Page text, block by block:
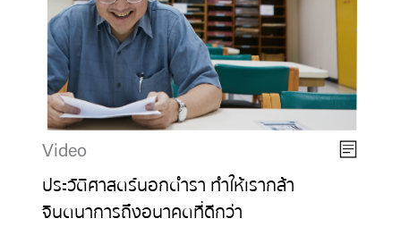
Video
ประวัติศาสตร์นอกตำรา ทำให้เรากล้า
จินตนาการถึงอนาคตที่ดีกว่า